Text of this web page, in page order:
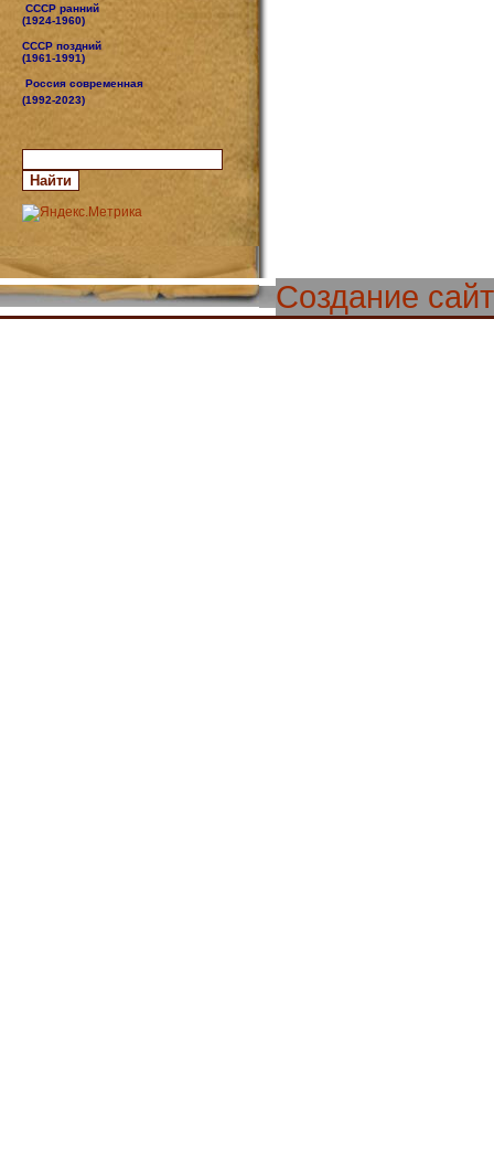
СССР ранний
(1924-1960)
СССР поздний
(1961-1991)
Россия современная
(1992-2023)
Создание